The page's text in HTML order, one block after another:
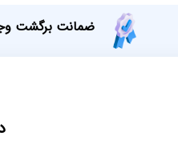
ضمانت برگشت